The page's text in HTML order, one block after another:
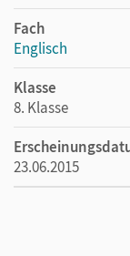
Fach
Englisch
Klasse
8. Klasse
23.06.2015